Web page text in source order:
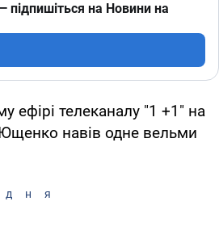
підпишіться на Новини на
ефірі телеканалу "1 +1" на
Ющенко навів одне вельми